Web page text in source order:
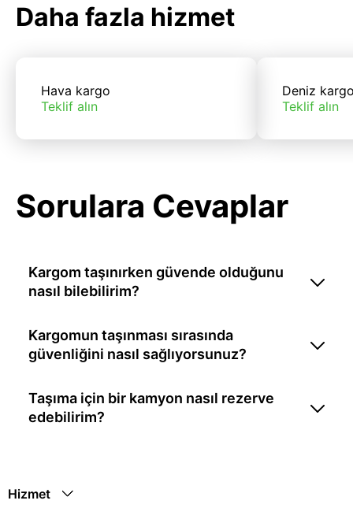
Daha fazla hizmet
Hava kargo
Teklif alın
Deniz
Teklif alın
Sorulara Cevaplar
Kargom taşınırken güvende olduğunu
nasıl bilebilirim?
Kargomun taşınması sırasında
güvenliğini nasıl sağlıyorsunuz?
Taşıma için bir kamyon nasıl rezerve
edebilirim?
Hizmet